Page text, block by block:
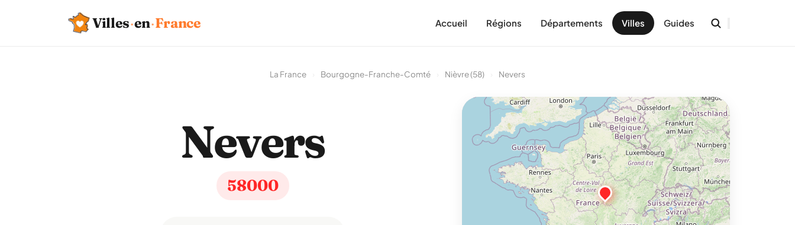
Villes·en·France Accueil Régions Départements Villes Guides
La France Bourgogne-Franche-Comté Nièvre (58) Nevers
Nevers
58000